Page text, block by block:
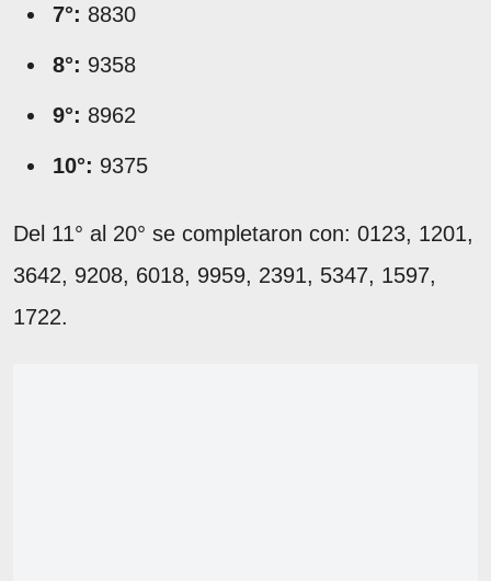
7°: 8830
8°: 9358
9°: 8962
10°: 9375
Del 11° al 20° se completaron con: 0123, 1201,
3642, 9208, 6018, 9959, 2391, 5347, 1597,
1722.